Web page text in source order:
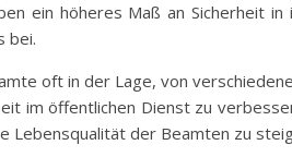
ein höheres Maß an Sicherheit
bei.
oft in der Lage, von
im öffentlichen Dienst zu
Lebensqualität der Beamten zu